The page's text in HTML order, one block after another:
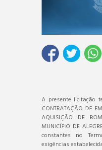
A presente licitação
CONTRATAÇÃO DE
AQUISIÇÃO DE
MUNICÍPIO DE
constantes no
exigências